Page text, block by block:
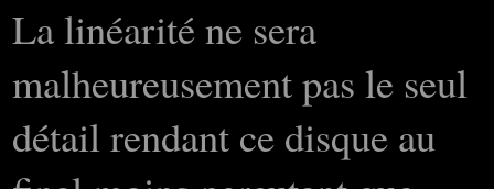
La linéarité ne sera
malheureusement pas le seul
détail rendant ce disque au